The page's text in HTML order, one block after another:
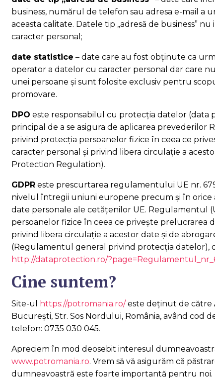
business, numărul de telefon sau adresa e-mail a
aceasta calitate. Datele tip „adresă de business”
caracter personal;
date statistice – date care au fost obținute ca
operator a datelor cu caracter personal dar care
unei persoane și sunt folosite exclusiv pentru
promovare.
DPO este responsabilul cu protecția datelor (data
principal de a se asigura de aplicarea prevederilor
privind protecția persoanelor fizice în ceea ce
caracter personal și privind libera circulație a
Protection Regulation).
GDPR este prescurtarea regulamentului UE nr.
nivelul întregii uniuni europene precum și în orice
date personale ale cetățenilor UE. Regulamentul
persoanelor fizice în ceea ce privește prelucrarea
privind libera circulație a acestor date și de
(Regulamentul general privind protecția datelor),
http://dataprotection.ro/
Cine suntem?
Site-ul https://potromania.ro/este deținut de către
București, Str. Sos Nordului, România, având cod
telefon: 0735 030 045.
Apreciem în mod deosebit interesul
www.potromania.ro. Vrem să vă asigurăm că
dumneavoastră este foarte importantă pentru noi.